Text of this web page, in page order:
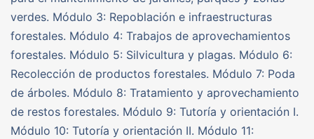
verdes. Módulo 3: Repoblación e infraestructuras
forestales. Módulo 4: Trabajos de aprovechamientos
forestales. Módulo 5: Silvicultura y plagas. Módulo 6:
Recolección de productos forestales. Módulo 7: Poda
de árboles. Módulo 8: Tratamiento y aprovechamiento
de restos forestales. Módulo 9: Tutoría y orientación I.
Módulo 10: Tutoría y orientación II. Módulo 11: